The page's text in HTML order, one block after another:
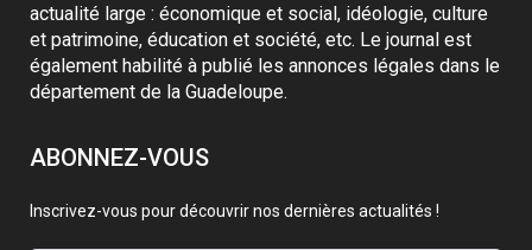
actualité large : économique et social, idéologie, culture
et patrimoine, éducation et société, etc. Le journal est
également habilité à publié les annonces légales dans le
département de la Guadeloupe.
ABONNEZ-VOUS
Inscrivez-vous pour découvrir nos dernières actualités !